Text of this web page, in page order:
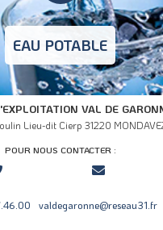
EAU POTABLE
VAL DE
Lieu-dit Cierp 31220
POUR NOUS CONTACTER :
valdegaronne@reseau31.fr